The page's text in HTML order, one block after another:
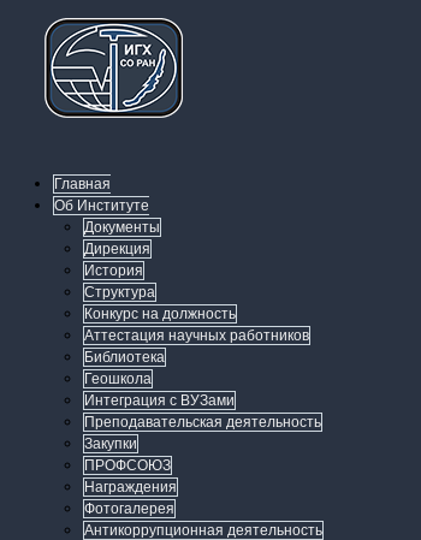
Главная
Об Институте
Документы
Дирекция
История
Структура
Конкурс на должность
Аттестация научных работников
Библиотека
Геошкола
Интеграция с ВУЗами
Преподавательская деятельность
Закупки
ПРОФСОЮЗ
Награждения
Фотогалерея
Антикоррупционная деятельность